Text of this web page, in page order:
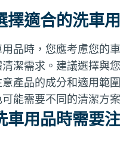
擇適合的洗車
品時，您應考慮您的
潔需求。建議選擇與
產品的成分和適用範
能需要不同的清潔方案
車用品時需要